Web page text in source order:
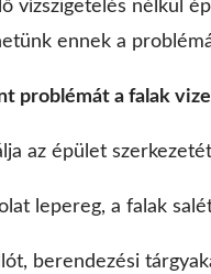
vízszigetelés nélkül
ennek a
problémát a falak
az épület szerkezetét
lepereg, a falak
berendezési